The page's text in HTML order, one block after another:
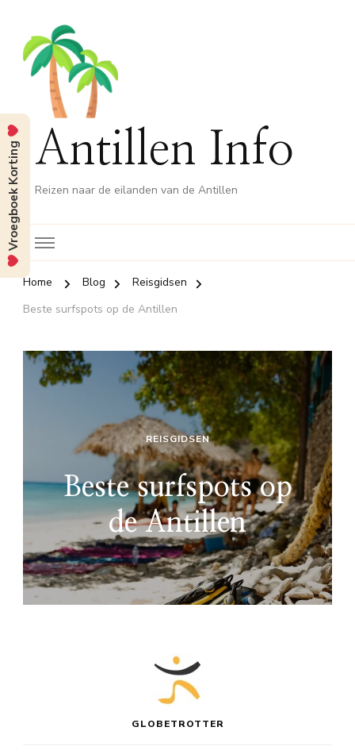
Antillen Info
Reizen naar de eilanden van de Antillen
Home Blog
Reisgidsen
Beste surfspots op de Antillen
REISGIDSEN
Beste surfspots op
de Antillen
GLOBETROTTER
Vroegboek Korting